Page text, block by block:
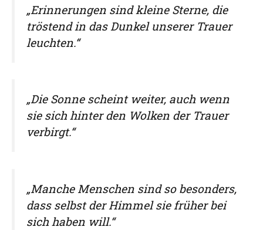
„Erinnerungen sind kleine Sterne, die
tröstend in das Dunkel unserer Trauer
leuchten.“
„Die Sonne scheint weiter, auch wenn
sie sich hinter den Wolken der Trauer
verbirgt.“
„Manche Menschen sind so besonders,
dass selbst der Himmel sie früher bei
sich haben will.“